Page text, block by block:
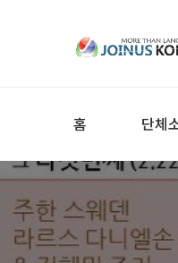
홈 단체